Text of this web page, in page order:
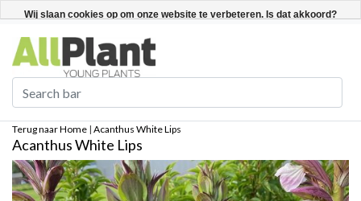
Registreren / Inloggen Nederlands
Terug naar Home | Acanthus White Lips
Acanthus White Lips
Wij slaan cookies op om onze website te verbeteren. Is dat akkoord?